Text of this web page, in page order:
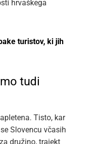
hrvaškega
turistov, ki jih
tudi
Tisto, kar
Slovencu včasih
družino, trajekt